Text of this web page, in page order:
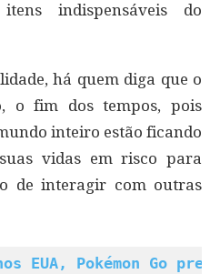
indispensáveis do
há quem diga que o
o fim dos tempos, pois
inteiro estão ficando
vidas em risco para
de interagir com outras
EUA, Pokémon Go